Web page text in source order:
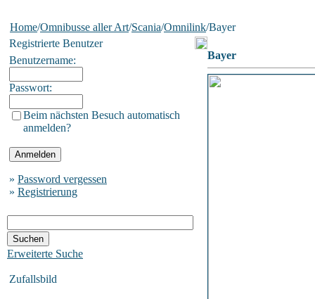
Home/Omnibusse aller Art/Scania/Omnilink/Bayer
Registrierte Benutzer
Benutzername:
Passwort:
Beim nächsten Besuch automatisch
anmelden?
» Password vergessen
» Registrierung
Erweiterte Suche
Zufallsbild
Bayer